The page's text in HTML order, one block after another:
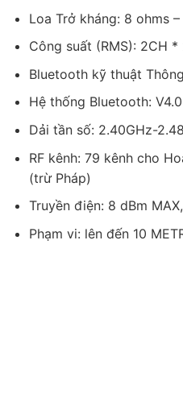
Loa Trở kháng: 8 ohms
Công suất (RMS): 2CH
Bluetooth kỹ thuật
Hệ thống Bluetooth:
Dải tần số: 2.40GHz-
RF kênh: 79 kênh cho
(trừ Pháp)
Truyền điện: 8 dBm
Phạm vi: lên đến 10